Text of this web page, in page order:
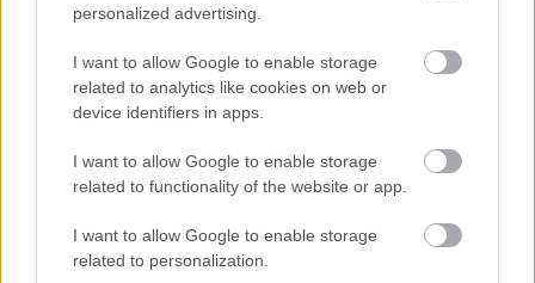
personalized advertising.
I want to allow Google to enable storage
related to analytics like cookies on web or
device identifiers in apps.
I want to allow Google to enable storage
related to functionality of the website or app.
I want to allow Google to enable storage
related to personalization.
egyes híresztelések szerint a Kijimi névre hallgat, ahová
Bliss-szel együtt érkeznek majd, hogy megtaláljanak egy
bizonyos Babu Frik névre hallgató droid-specialistát.